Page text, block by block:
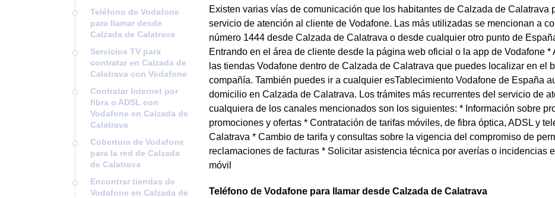
Teléfono de Vodafone
para llamar desde
Calzada de Calatrava
Servicios TV para
contratar en Calzada de
Calatrava con Vodafone
Contratar Internet por
fibra o ADSL con
Vodafone en Calzada de
Calatrava
Cobertura de Vodafone
para la red de Calzada
de Calatrava
Encontrar tiendas de
Vodafone en Calzada de
Existen varias vías de comunicación que los habitantes de Calzada de Calatrava
servicio de atención al cliente de Vodafone. Las más utilizadas se mencionan a
número 1444 desde Calzada de Calatrava o desde cualquier otro punto de
Entrando en el área de cliente desde la página web oficial o la app de Vodafone
las tiendas Vodafone dentro de Calzada de Calatrava que puedes localizar en el
compañía. También puedes ir a cualquier esTablecimiento Vodafone de España
domicilio en Calzada de Calatrava. Los trámites más recurrentes del servicio de
cualquiera de los canales mencionados son los siguientes: * Información sobre
promociones y ofertas * Contratación de tarifas móviles, de fibra óptica, ADSL y
Calatrava * Cambio de tarifa y consultas sobre la vigencia del compromiso de
reclamaciones de facturas * Solicitar asistencia técnica por averías o incidencias
móvil
Teléfono de Vodafone para llamar desde Calzada de Calatrava